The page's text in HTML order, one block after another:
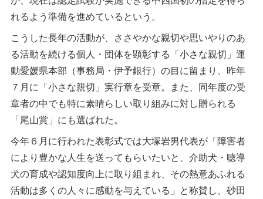
れるよう準備を進めているという。
こうした長年の活動が、ささやかな親切や思いやりのあ
る活動を続ける個人・団体を顕彰する「小さな親切」運
動愛媛県本部（事務局・伊予銀行）の目に留まり、昨年
７月に「小さな親切」実行章を受章。また、同年度の受
章者の中でも特に素晴らしい取り組みに対し贈られる
「尾山賞」にも選ばれた。
今年６月に行われた表彰式では大塚岩男代表が「障害者
により豊かな人生を送ってもらいたいと、介助犬・聴導
犬の育成や認知度向上に取り組まれ、その熱意あふれる
活動は多くの人々に感動を与えている」と称賛し、砂田